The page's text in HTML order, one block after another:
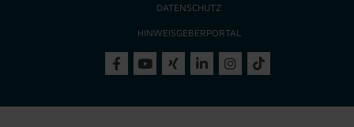
DATENSCHUTZ
HINWEISGEBERPORTAL